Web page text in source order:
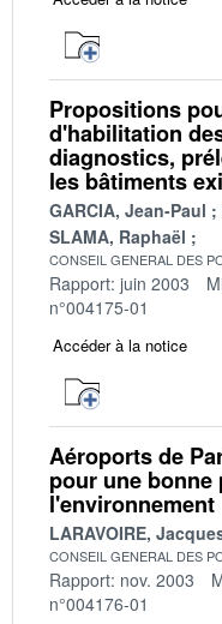
Propositions
d'habilitation
diagnostics,
les bâtiments
GARCIA, Jean-Paul
SLAMA, Raphaël
CONSEIL GENERAL DES
Rapport: juin 2003
n°004175-01
Accéder à la notice
Aéroports de
pour une bonne
l'environnement
LARAVOIRE,
CONSEIL GENERAL DES
Rapport: nov. 2003
n°004176-01